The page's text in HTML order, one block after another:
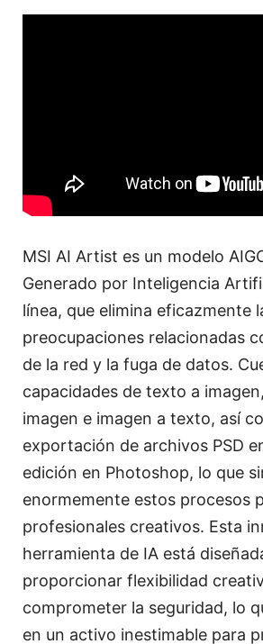
MSI AI Artist es un modelo
Generado por Inteligencia
línea, que elimina eficazmente
preocupaciones relacionadas
de la red y la fuga de datos.
capacidades de texto a
imagen e imagen a texto, así
exportación de archivos PSD
edición en Photoshop, lo que
enormemente estos procesos
profesionales creativos. Esta
herramienta de IA está
proporcionar flexibilidad
comprometer la seguridad, lo
en un activo inestimable para